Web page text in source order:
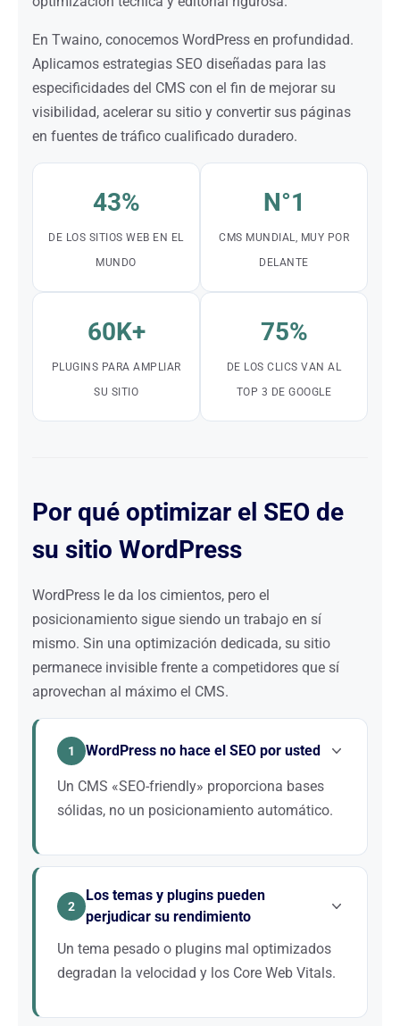
En Twaino, conocemos WordPress en profundidad.
Aplicamos estrategias SEO diseñadas para las
especificidades del CMS con el fin de mejorar su
visibilidad, acelerar su sitio y convertir sus páginas
en fuentes de tráfico cualificado duradero.
43%
DE LOS SITIOS WEB EN EL
MUNDO
N°1
CMS MUNDIAL, MUY POR
DELANTE
60K+
PLUGINS PARA AMPLIAR
SU SITIO
75%
DE LOS CLICS VAN AL
TOP 3 DE GOOGLE
Por qué optimizar el SEO de
su sitio WordPress
WordPress le da los cimientos, pero el
posicionamiento sigue siendo un trabajo en sí
mismo. Sin una optimización dedicada, su sitio
permanece invisible frente a competidores que sí
aprovechan al máximo el CMS.
1 WordPress no hace el SEO por usted
Un CMS «SEO-friendly» proporciona bases
sólidas, no un posicionamiento automático.
Instalar un plugin SEO y marcar algunas casillas no
estrategia de palabras clave, contenidos
optimizados, una arquitectura bien pensada y un
implementación, pero la experiencia sigue siendo
indispensable.
2
Los temas y plugins pueden
perjudicar su rendimiento
Un tema pesado o plugins mal optimizados
degradan la velocidad y los Core Web Vitals.
Cada tema y cada extensión añade código,